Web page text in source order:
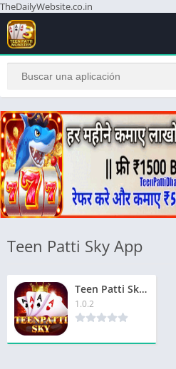
TheDailyWebsite.co.in
Teen Patti Sky App
Teen Patti Sky App Download Free Now | तीन पत्ती स्काई ऐप | ₹51 बोनस
1.0.2